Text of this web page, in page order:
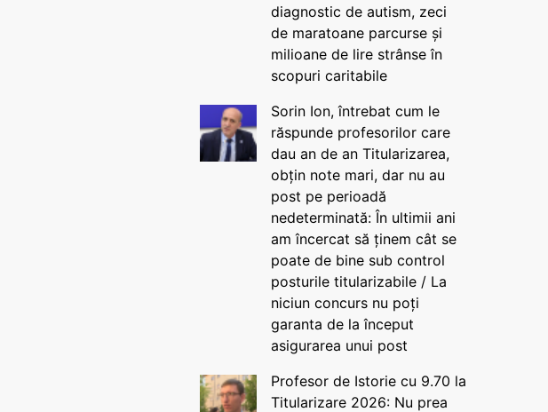
diagnostic de autism, zeci
de maratoane parcurse și
milioane de lire strânse în
scopuri caritabile
Sorin Ion, întrebat cum le
răspunde profesorilor care
dau an de an Titularizarea,
obțin note mari, dar nu au
post pe perioadă
nedeterminată: În ultimii ani
am încercat să ținem cât se
poate de bine sub control
posturile titularizabile / La
niciun concurs nu poți
garanta de la început
asigurarea unui post
Profesor de Istorie cu 9.70 la
Titularizare 2026: Nu prea